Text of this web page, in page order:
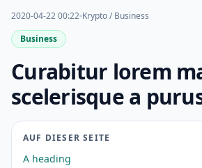
2020-04-22 00:22 Krypto / Business
Business
Curabitur lorem
scelerisque a
AUF DIESER SEITE
A heading